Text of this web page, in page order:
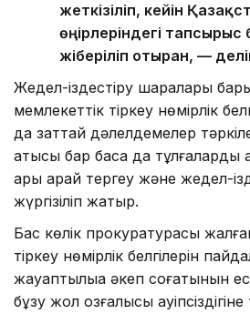
жеткізіліп, кейін
өңірлеріндегі тапсырыс
жіберіліп отырған, —
Жедел-іздестіру шаралары
мемлекеттік тіркеу нөмірлік
да заттай дәлелдемелер
қатысы бар басқа да
ары қарай тергеу және жедел-
жүргізіліп жатыр.
Бас көлік прокуратурасы
тіркеу нөмірлік белгілерін
жауаптылыққа әкеп соғатынын
бұзу жол қозғалысы қауіпсіздігіне